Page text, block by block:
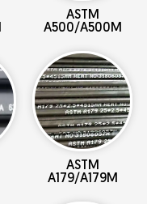
ASTM
A500/A500M
ASTM
A179/A179M